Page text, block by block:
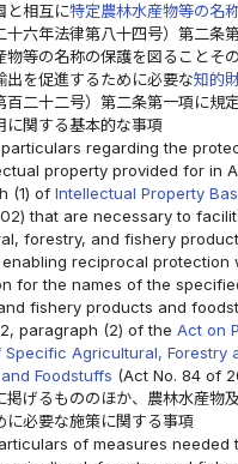
と相互に特定農林水産物等の名
十六年法律第八十四号）第二条
物等の名称の保護を図ることそ
出を促進するために必要な知的
百二十二号）第二条第一項に規
に関する基本的な事項
regarding the
property provided for in
(1) of Intellectual Property
that are necessary to
forestry, and fishery
reciprocal protection
for the names of the
fishery products and
paragraph (2) of the Act on
Specific Agricultural, Forestry
Foodstuffs (Act No. 84 of
掲げるもののほか、農林水産物
に必要な施策に関する事項
of measures needed